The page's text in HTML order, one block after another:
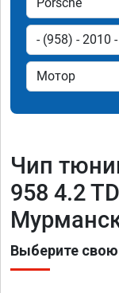
Чип
958 4.2
Выберите